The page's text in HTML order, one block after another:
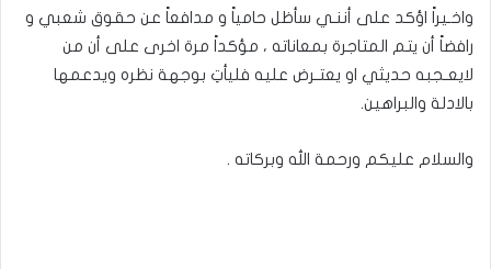
واخـيراً اؤكد على أننـي سأظل حامياً و مدافعاً عن حقوق شعبي و
رافضاً أن يتم المتاجرة بمعاناته ، مؤكداً مرة اخرى على أن من
لايعـجبه حديثي او يعتـرض عليه فليأتِ بوجهة نظره ويدعمها
بالادلة والبراهين.
والسلام عليكم ورحمة الله وبركاته .